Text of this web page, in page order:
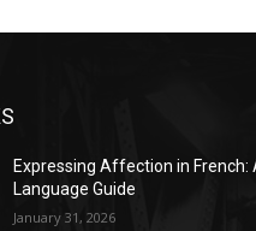
Expressing Affection in French:
Language Guide
January 31, 2026